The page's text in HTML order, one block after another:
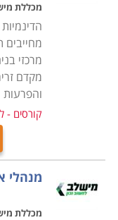
קורס ניהול
כמנהל אחזקה הן
ופרטיים. במסגרת
תיקונים טכניים
וציוד כדוגמת
תחומים כדוגמת
עוד נרכשת
בתחום אחריותו
הדורשים תיקון
עליהן ויש
מכללת
מרכזי
מקדם
והפרעות
קורסים -
מנהלי
מכללת